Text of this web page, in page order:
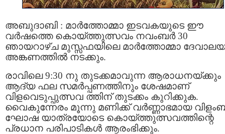
അബുദാബി : മാർത്തോമ്മാ ഇടവകയുടെ ഈ
വർഷത്തെ കൊയ്ത്തുത്സവം നവംബർ 30
ഞായറാഴ്ച മുസ്സഫയിലെ മാർത്തോമ്മാ ദേവാലയ
അങ്കണത്തിൽ നടക്കും.
രാവിലെ 9:30 നു തുടക്കമാവുന്ന ആരാധനയ്ക്കും
ആദ്യ ഫല സമർപ്പണത്തിനും ശേഷമാണ്
വിളവെടുപ്പുത്സവ ത്തിന് തുടക്കം കുറിക്കുക.
വൈകുന്നേരം മൂന്നു മണിക്ക് വർണ്ണാഭമായ
ഘോഷ യാത്രയോടെ കൊയ്ത്തുത്സവത്തിന്റെ
പ്രധാന പരിപാടികൾ ആരംഭിക്കും.